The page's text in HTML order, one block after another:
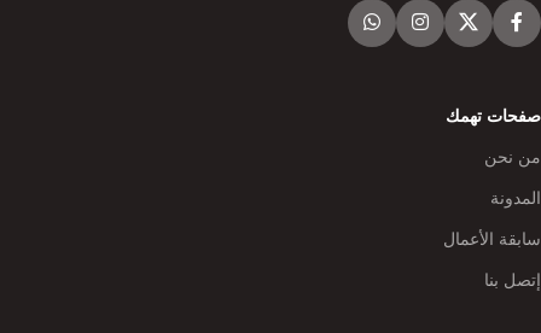
صفحات تهمك
من نحن
المدونة
سابقة الأعمال
إتصل بنا